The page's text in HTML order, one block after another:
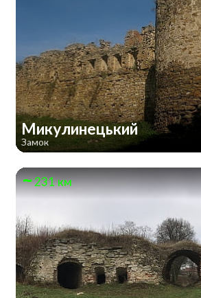
Микулинецький
Замок
231 км